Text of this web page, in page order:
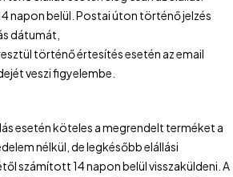
napon belül. Postai úton történő jelzés
dátumát,
történő értesítés esetén az email
veszi figyelembe.
esetén köteles a megrendelt terméket a
nélkül, de legkésőbb elállási
számított 14 napon belül visszaküldeni. A